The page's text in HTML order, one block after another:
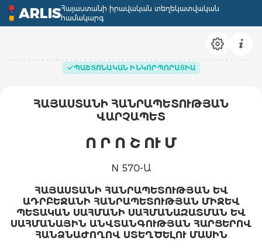
ARLISՀայաստանի իրավական տեղեկատվական
համակարգ
ՊԱՇՏՈՆԱԿԱՆ ԻՆԿՈՐՊՈՐԱՑԻԱ
ՀԱՅԱՍՏԱՆԻ ՀԱՆՐԱՊԵՏՈՒԹՅԱՆ
ՎԱՐՉԱՊԵՏ
Ո Ր Ո Շ ՈՒ Մ
N 570-Ա
ՀԱՅԱՍՏԱՆԻ ՀԱՆՐԱՊԵՏՈՒԹՅԱՆ ԵՎ
ԱԴՐԲԵՋԱՆԻ ՀԱՆՐԱՊԵՏՈՒԹՅԱՆ ՄԻՋԵՎ
ՊԵՏԱԿԱՆ ՍԱՀՄԱՆԻ ՍԱՀՄԱՆԱԶԱՏՄԱՆ ԵՎ
ՍԱՀՄԱՆԱՅԻՆ ԱՆՎՏԱՆԳՈՒԹՅԱՆ ՀԱՐՑԵՐՈՎ
ՀԱՆՁՆԱԺՈՂՈՎ ՍՏԵՂԾԵԼՈՒ ՄԱՍԻՆ